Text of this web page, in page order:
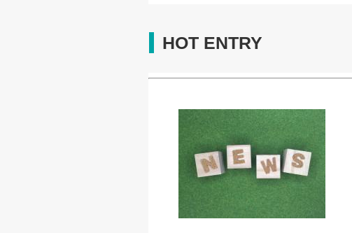
HOT ENTRY